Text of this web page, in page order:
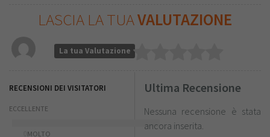
LASCIA LA TUAVALUTAZIONE
La tua Valutazione
RECENSIONI DEI VISITATORI
ECCELLENTE
MOLTO
Ultima Recensione
Nessuna recensione è stata
ancora inserita.